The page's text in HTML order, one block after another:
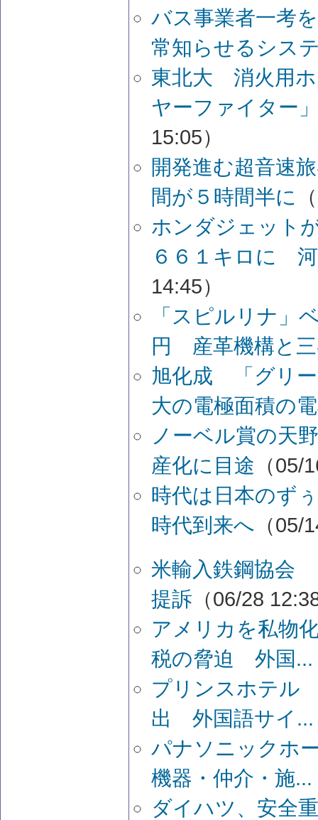
バス事業者一考
常知らせるシス
東北大 消火用ホ
ヤーファイター
15:05）
開発進む超音速
間が５時間半に
ホンダジェット
６６１キロに
14:45）
「スピルリナ」
円 産革機構と
旭化成 「グリ
大の電極面積の
ノーベル賞の天
産化に目途 （05/
時代は日本のず
時代到来へ （05/
米輸入鉄鋼協会
提訴 （06/28
アメリカを私物
税の脅迫 外国...
プリンスホテル
出 外国語サイ...
パナソニックホ
機器・仲介・施...
ダイハツ、安全